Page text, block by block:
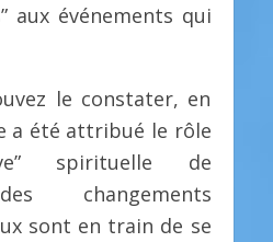
aux événements qui
le constater, en
a été attribué le rôle
spirituelle de
changements
sont en train de se